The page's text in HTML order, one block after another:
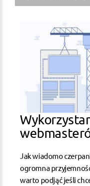
Jak wiadomo
ogromna
warto podjąć jeśli